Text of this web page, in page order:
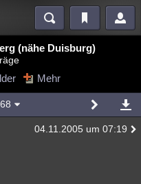
Videos
Mystery Kriminalfälle
(nähe Duisburg)
Mehr
04.11.2005 um 07:19